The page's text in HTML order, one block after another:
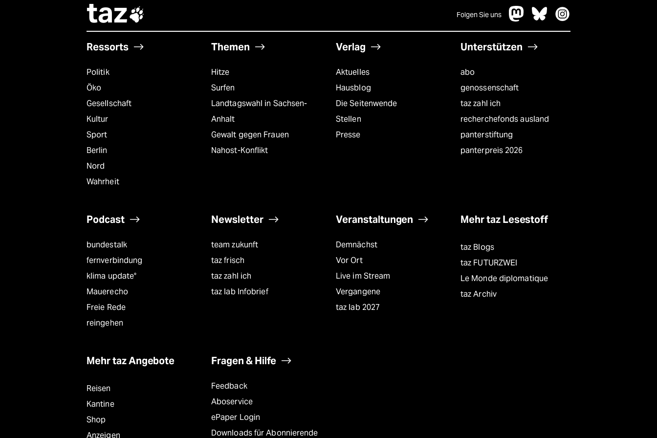
taz Folgen Sie uns
Ressorts
Politik
Öko
Gesellschaft
Kultur
Sport
Berlin
Nord
Wahrheit
Themen
Hitze
Surfen
Landtagswahl in Sachsen-
Anhalt
Gewalt gegen Frauen
Nahost-Konflikt
Verlag
Aktuelles
Hausblog
Die Seitenwende
Stellen
Presse
Unterstützen
abo
genossenschaft
taz zahl ich
recherchefonds ausland
panterstiftung
panterpreis 2026
Podcast
bundestalk
fernverbindung
klima update°
Mauerecho
Freie Rede
reingehen
Newsletter
team zukunft
taz frisch
taz zahl ich
taz lab Infobrief
Veranstaltungen
Demnächst
Vor Ort
Live im Stream
Vergangene
taz lab 2027
Mehr taz Lesestoff
taz Blogs
taz FUTURZWEI
Le Monde diplomatique
taz Archiv
Mehr taz Angebote
Reisen
Kantine
Shop
Anzeigen
Fragen & Hilfe
Feedback
Aboservice
ePaper Login
Downloads für Abonnierende